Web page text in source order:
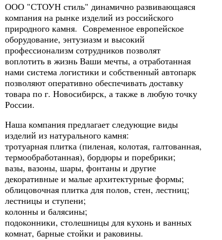
ООО "СТОУН стиль" динамично развивающаяся
компания на рынке изделий из российского
природного камня. Современное европейское
оборудование, энтузиазм и высокий
профессионализм сотрудников позволят
воплотить в жизнь Ваши мечты, а отработанная
нами система логистики и собственный автопарк
позволяют оперативно обеспечивать доставку
товара по г. Новосибирск, а также в любую точку
России.
Наша компания предлагает следующие виды
изделий из натурального камня:
тротуарная плитка (пиленая, колотая, галтованная,
термообработанная), бордюры и поребрики;
вазы, вазоны, шары, фонтаны и другие
декоративные и малые архитектурные формы;
облицовочная плитка для полов, стен, лестниц;
лестницы и ступени;
колонны и балясины;
подоконники, столешницы для кухонь и ванных
комнат, барные стойки и раковины.